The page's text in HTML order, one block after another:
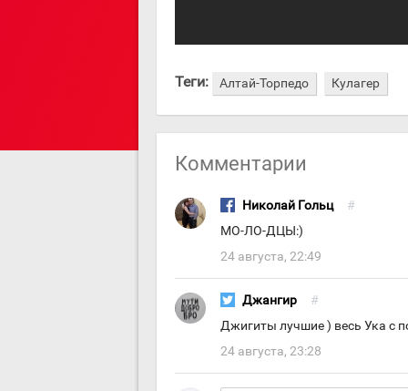
Теги: Алтай-Торпедо Кулагер
Комментарии
Николай Гольц #
МО-ЛО-ДЦЫ:)
24 августа, 22:49
Джангир #
Джигиты лучшие ) весь Ука с
24 августа, 23:28